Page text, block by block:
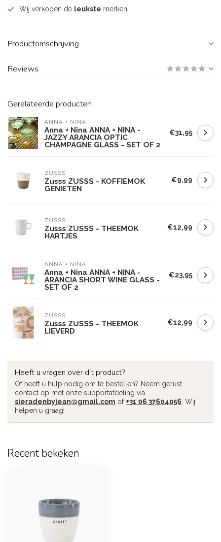
Wij verkopen de leukste merken
Productomschrijving
Reviews
Gerelateerde producten
ANNA + NINA
Anna + Nina ANNA + NINA -
JAZZY ARANCIA OPTIC
CHAMPAGNE GLASS - SET OF 2
€31,95
ZUSSS
Zusss ZUSSS - KOFFIEMOK
GENIETEN
€9,99
ZUSSS
Zusss ZUSSS - THEEMOK
HARTJES
€12,99
ANNA + NINA
Anna + Nina ANNA + NINA -
ARANCIA SHORT WINE GLASS -
SET OF 2
€23,95
ZUSSS
Zusss ZUSSS - THEEMOK
LIEVERD
€12,99
Heeft u vragen over dit product?
Of heeft u hulp nodig om te bestellen? Neem gerust
contact op met onze supportafdeling via
sieradenbyjean@gmail.com of +31 06 37604056 . Wij
helpen u graag!
Recent bekeken